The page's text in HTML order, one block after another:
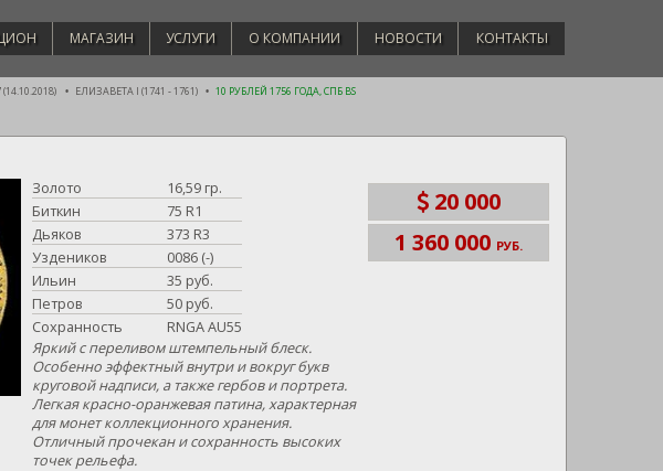
МАГАЗИН УСЛУГИ О КОМПАНИИ НОВОСТИ КОНТАКТЫ
ЕЛИЗАВЕТА I (1741 - 1761) 10 РУБЛЕЙ 1756 ГОДА, СПБ BS
Золото
16,59 гр.
Биткин
75 R1
Дьяков
373 R3
Уздеников
0086 (-)
Ильин
35 руб.
Петров
50 руб.
Сохранность
RNGA AU55
Яркий с переливом штемпельный блеск.
Особенно эффектный внутри и вокруг букв
круговой надписи, а также гербов и портрета.
Легкая красно-оранжевая патина, характерная
для монет коллекционного хранения.
Отличный прочекан и сохранность высоких
точек рельефа.
20 000
1 360 000 РУБ.